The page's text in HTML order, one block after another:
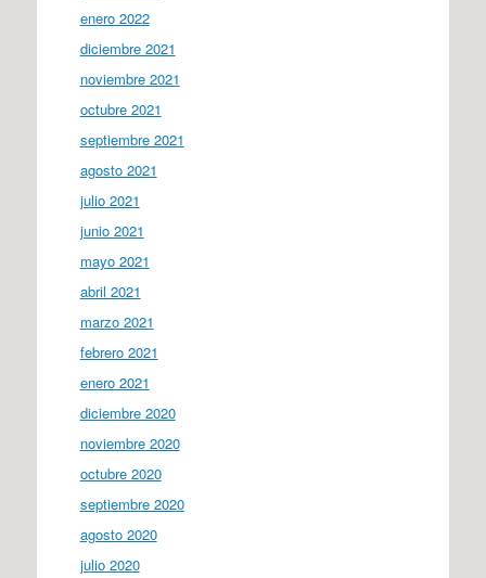
enero 2022
diciembre 2021
noviembre 2021
octubre 2021
septiembre 2021
agosto 2021
julio 2021
junio 2021
mayo 2021
abril 2021
marzo 2021
febrero 2021
enero 2021
diciembre 2020
noviembre 2020
octubre 2020
septiembre 2020
agosto 2020
julio 2020